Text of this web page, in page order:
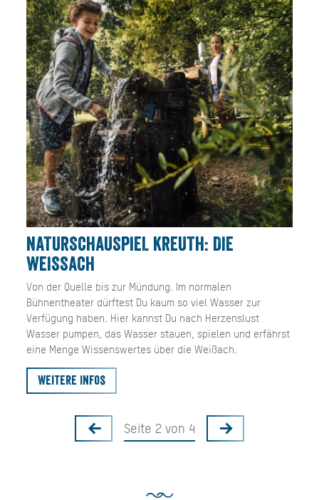
NATURSCHAUSPIEL KREUTH: DIE
WEISSACH
Von der Quelle bis zur Mündung. Im normalen
Bühnentheater dürftest Du kaum so viel Wasser zur
Verfügung haben. Hier kannst Du nach Herzenslust
Wasser pumpen, das Wasser stauen, spielen und erfährst
eine Menge Wissenswertes über die Weißach.
Weitere Infos
Seite 2 von 4